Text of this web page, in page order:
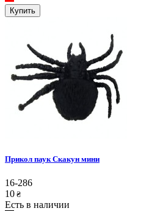
Купить
Прикол паук Скакун мини
16-286
10 ₴
Есть в наличии